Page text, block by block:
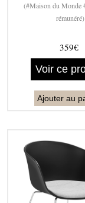
(#Maison du Monde
rémunéré)
359€
Voir ce
Ajouter au